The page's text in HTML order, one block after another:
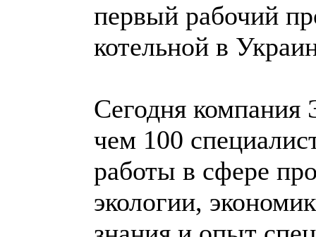
первый рабочий
котельной в
Сегодня
чем 100
работы в сфере
экологии,